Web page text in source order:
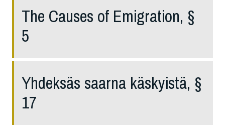
The Causes of Emigration, §
5
Yhdeksäs saarna käskyistä, §
17